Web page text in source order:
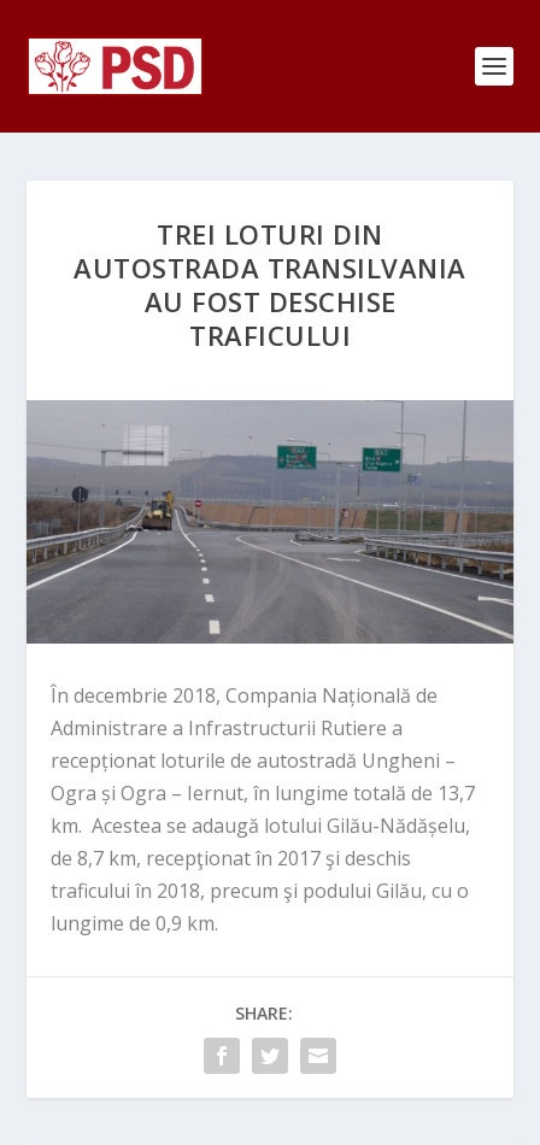
TREI LOTURI DIN
AUTOSTRADA TRANSILVANIA
AU FOST DESCHISE
TRAFICULUI
În decembrie 2018, Compania Națională de
Administrare a Infrastructurii Rutiere a
recepționat loturile de autostradă Ungheni –
Ogra și Ogra – Iernut, în lungime totală de 13,7
km. Acestea se adaugă lotului Gilău-Nădășelu,
de 8,7 km, recepţionat în 2017 şi deschis
traficului în 2018, precum şi podului Gilău, cu o
lungime de 0,9 km.
SHARE: